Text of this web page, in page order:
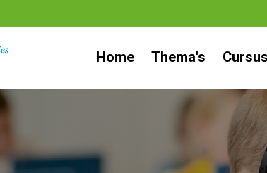
Home Thema's